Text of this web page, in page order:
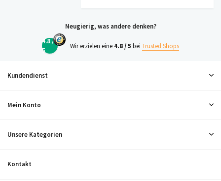
Neugierig, was andere denken?
4.8 /
5
Wir erzielen eine 4.8 / 5 bei Trusted Shops
Kundendienst
Mein Konto
Unsere Kategorien
Kontakt